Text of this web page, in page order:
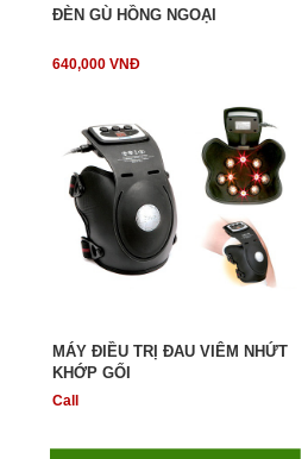
ĐÈN GÙ HỒNG NGOẠI
640,000 VNĐ
MÁY ĐIỀU TRỊ ĐAU VIÊM NHỨT
KHỚP GỐI
Call